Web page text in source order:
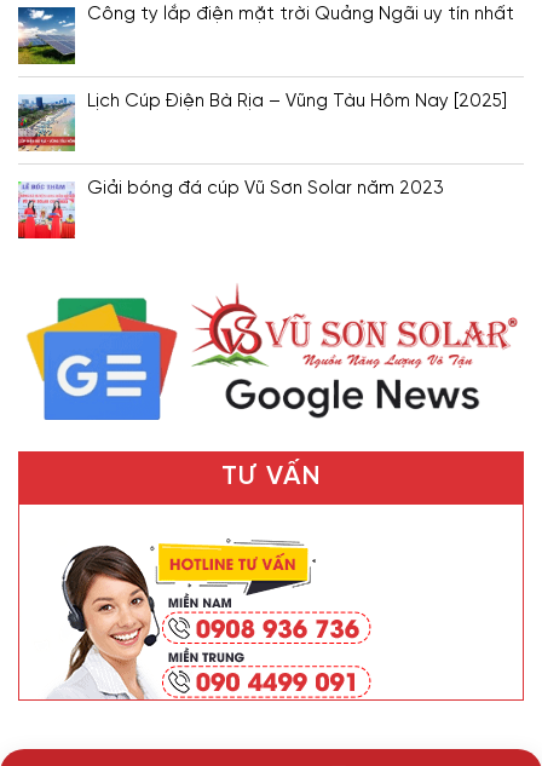
Công ty lắp điện mặt trời Quảng Ngãi uy tín nhất
Lịch Cúp Điện Bà Rịa – Vũng Tàu Hôm Nay [2025]
Giải bóng đá cúp Vũ Sơn Solar năm 2023
TƯ VẤN